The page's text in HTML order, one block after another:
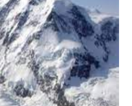
Day 14 May
Day 13 May